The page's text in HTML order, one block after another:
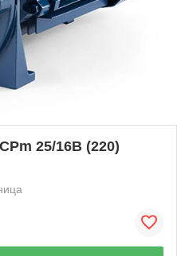
25/16B (220)